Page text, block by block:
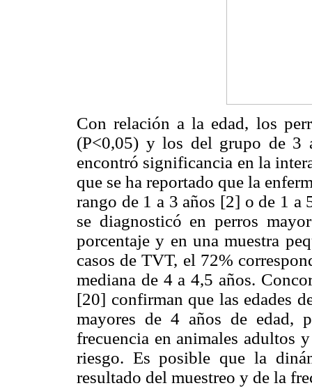
Con relación a la edad, los
(P<0,05) y los del grupo de 3
encontró significancia en la
que se ha reportado que la
rango de 1 a 3 años [2] o de 1 a
se diagnosticó en perros
porcentaje y en una muestra
casos de TVT, el 72%
mediana de 4 a 4,5 años.
[20] confirman que las edades
mayores de 4 años de edad,
frecuencia en animales adultos
riesgo. Es posible que la
resultado del muestreo y de la